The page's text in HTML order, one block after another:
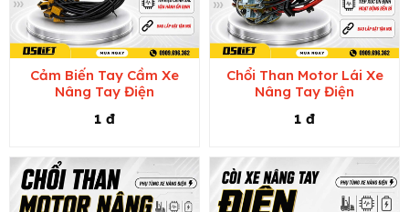
Cảm Biến Tay Cầm Xe
Nâng Tay Điện
1 đ
Chổi Than Motor Lái Xe
Nâng Tay Điện
1 đ